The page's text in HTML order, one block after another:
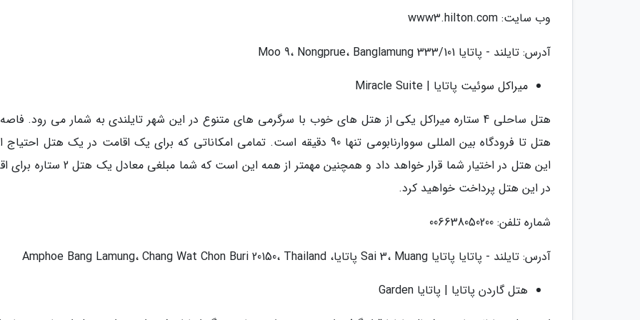
وب سایت: www3.hilton.com
آدرس: تایلند - پاتایا 333/101 Moo 9، Nongprue، Banglamung
میراکل سوئیت پاتایا | Miracle Suite
هتل ساحلی 4 ستاره میراکل یکی از هتل های خوب با سرگرمی های متنوع در این شهر تایلندی به شمار می رود.
هتل تا فرودگاه بین المللی سووارنابومی تنها 90 دقیقه است. تمامی امکاناتی که برای یک اقامت در یک هتل
این هتل در اختیار شما قرار خواهد داد و همچنین مهمتر از همه این است که شما
در این هتل پرداخت خواهید کرد.
شماره تلفن: 006638050200
آدرس: تایلند - پاتایا پاتایا Sai 3، Muang پاتایا، Amphoe Bang Lamung، Chang Wat Chon Buri 20150، Thailand
هتل گاردن پاتایا | پاتایا Garden